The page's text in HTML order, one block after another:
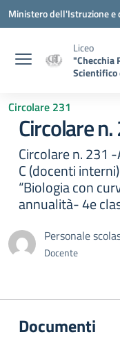
Vai ai contenuti
Vai al menu di navigazione
Vai al footer
Ministero dell'Istruzione e
Liceo
"Checchia
Scientifico
Circolare 231
Circolare n.
Circolare n. 231
C (docenti
“Biologia con
annualità- 4e
Personale
Docente
Documenti